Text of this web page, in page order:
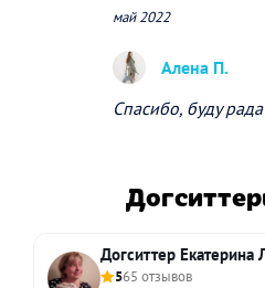
май 2022
Алена П.
Спасибо, буду
Догситтер Екатерина
565 отзывов